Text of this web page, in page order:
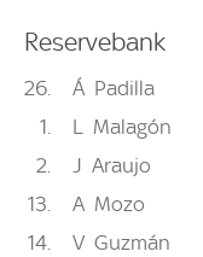
Reservebank
26 Á Padilla
1
L
Malagón
2
J Araujo
13
A Mozo
14
V Guzmán